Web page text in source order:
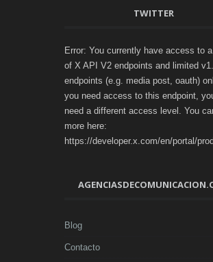
TWITTER
Error: You currently have access to
of X API V2 endpoints and limited
endpoints (e.g. media post, oauth)
you need access to this endpoint,
need a different access level. You
more here:
https://developer.x.com/en/portal/
Blog
Contacto